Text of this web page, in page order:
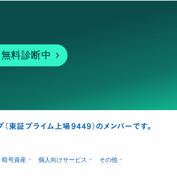
無料診断中
暗号資産 個人向けサービス その他